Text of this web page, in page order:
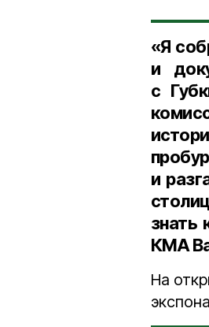
«Я
и
с
и
знать
КМА
На